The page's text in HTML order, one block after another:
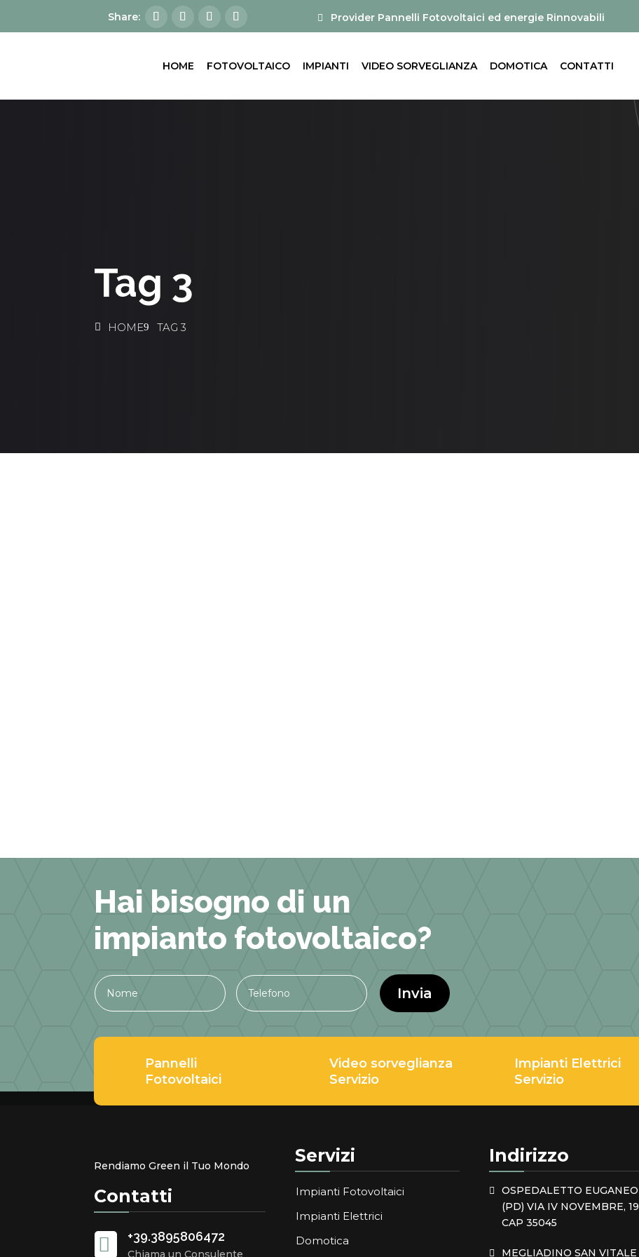
Provider Pannelli Fotovoltaici ed energie Rinnovabili
HOME FOTOVOLTAICO IMPIANTI VIDEO SORVEGLIANZA DOMOTICA CONTATTI
Tag 3
HOME TAG 3
Hai bisogno di un
impianto fotovoltaico?
Invia
Pannelli
Fotovoltaici
Video sorveglianza
Servizio
Impianti Elettrici
Servizio
Rendiamo Green il Tuo Mondo
Contatti
 +39.3895806472
Chiama un Consulente
Servizi
Impianti Fotovoltaici
Impianti Elettrici
Domotica
Indirizzo
OSPEDALETTO EUGANEO
(PD) VIA IV NOVEMBRE, 19
CAP 35045
MEGLIADINO SAN VITALE